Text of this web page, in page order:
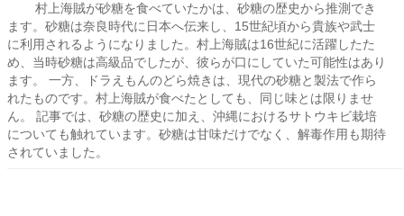
村上海賊が砂糖を食べていたかは、砂糖の歴史から推測でき
ます。砂糖は奈良時代に日本へ伝来し、15世紀頃から貴族や武士
に利用されるようになりました。村上海賊は16世紀に活躍したた
め、当時砂糖は高級品でしたが、彼らが口にしていた可能性はあり
ます。 一方、ドラえもんのどら焼きは、現代の砂糖と製法で作ら
れたものです。村上海賊が食べたとしても、同じ味とは限りませ
ん。 記事では、砂糖の歴史に加え、沖縄におけるサトウキビ栽培
についても触れています。砂糖は甘味だけでなく、解毒作用も期待
されていました。